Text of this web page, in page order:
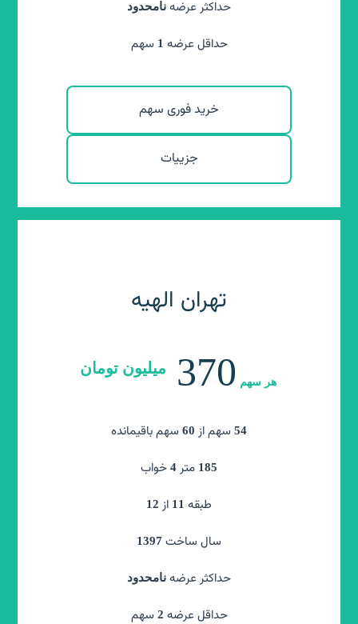
حداکثر عرضه نامحدود
حداقل عرضه 1 سهم
خرید فوری سهم
جزییات
تهران الهیه
هر سهم 370 میلیون تومان
54 سهم از 60 سهم باقیمانده
185 متر 4 خواب
طبقه 11 از 12
سال ساخت 1397
حداکثر عرضه نامحدود
حداقل عرضه 2 سهم
تهران منطقه 3
250میلیون تومان
50سهم از60سهم باقیمانده
120 متر
طبقه همکف
سال ساخت1398
حداکثر عرضهنامحدود
حداقل عرضه 1سهم